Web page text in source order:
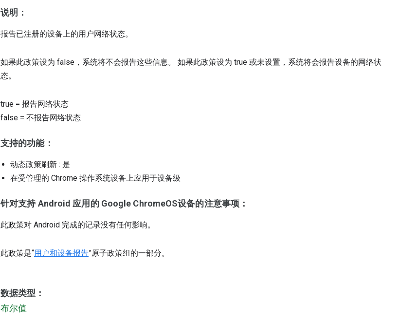
说明：
报告已注册的设备上的用户网络状态。
如果此政策设为 false，系统将不会报告这些信息。 如果此政策设为 true 或未设置，系统将会报告设备的网络状
态。
true = 报告网络状态
false = 不报告网络状态
支持的功能：
动态政策刷新 : 是
在受管理的 Chrome 操作系统设备上应用于设备级
针对支持 Android 应用的 Google ChromeOS设备的注意事项：
此政策对 Android 完成的记录没有任何影响。
此政策是“用户和设备报告”原子政策组的一部分。
数据类型：
布尔值